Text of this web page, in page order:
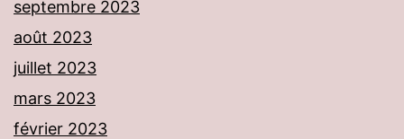
septembre 2023
août 2023
juillet 2023
mars 2023
février 2023